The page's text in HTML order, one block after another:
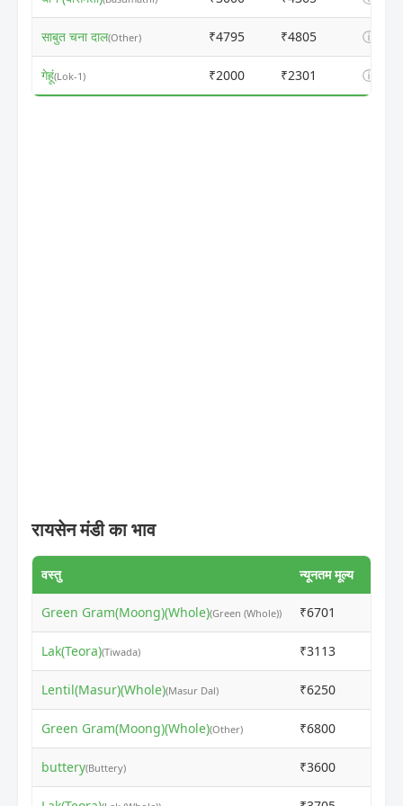
साबुत चना दाल(Other) ₹4795 ₹4805 ⓘ
गेहूं(Lok-1) ₹2000 ₹2301 ⓘ
रायसेन मंडी का भाव
वस्तु न्यूनतम मूल्य
Green Gram(Moong)(Whole)(Green (Whole)) ₹6701
Lak(Teora)(Tiwada) ₹3113
Lentil(Masur)(Whole)(Masur Dal) ₹6250
Green Gram(Moong)(Whole)(Other) ₹6800
buttery(Buttery) ₹3600